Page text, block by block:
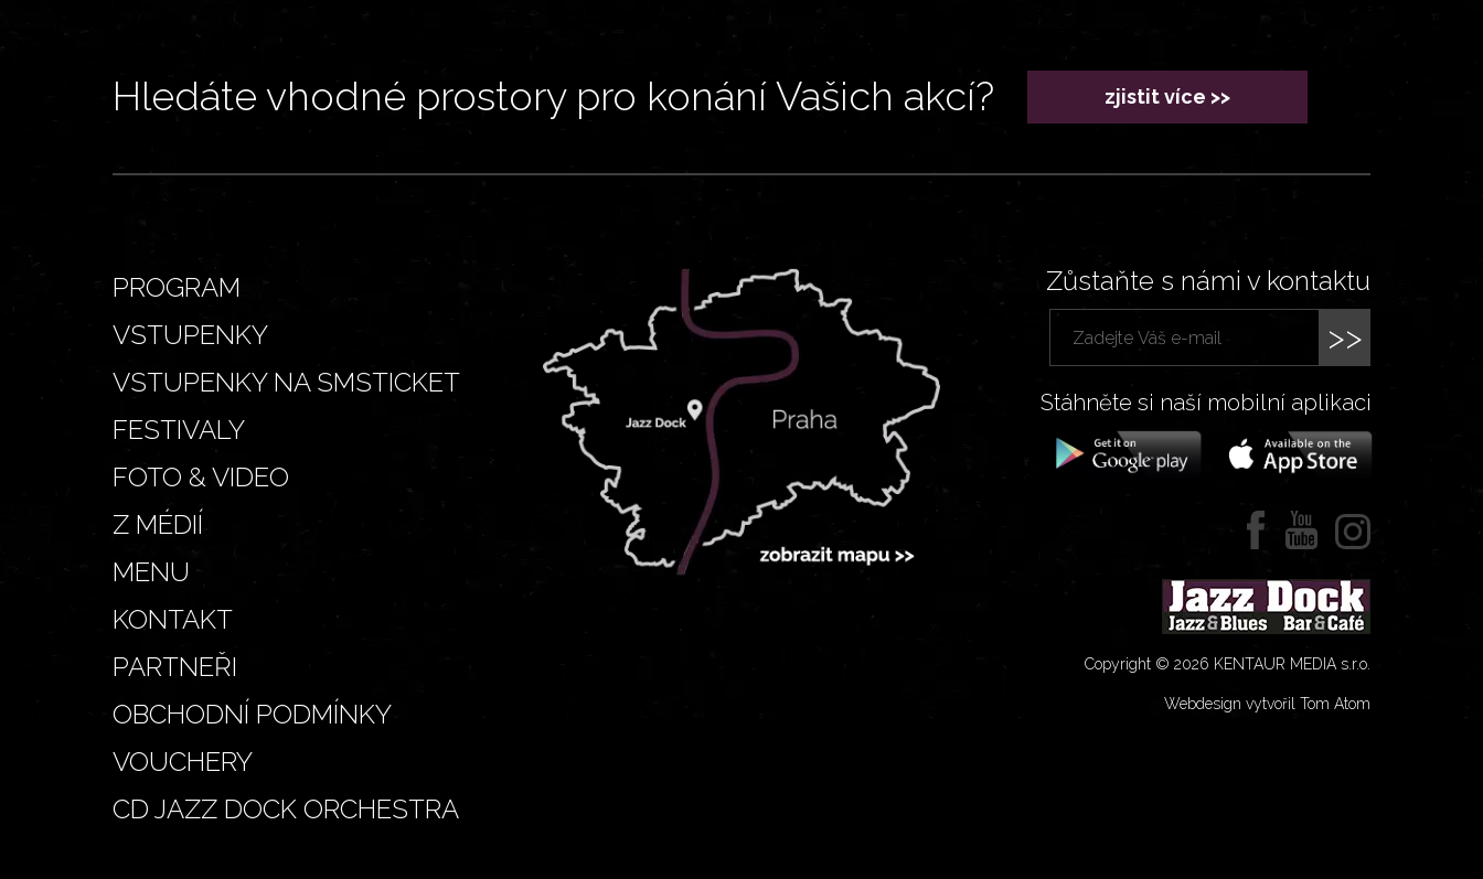
Hledáte vhodné prostory pro konání Vašich akcí? zjistit více >>
PROGRAM
VSTUPENKY
VSTUPENKY NA SMSTICKET
FESTIVALY
FOTO & VIDEO
Z MÉDIÍ
MENU
KONTAKT
PARTNEŘI
OBCHODNÍ PODMÍNKY
VOUCHERY
CD JAZZ DOCK ORCHESTRA
Zůstaňte s námi v kontaktu
>>
Stáhněte si naší mobilní aplikaci
Copyright © 2026 KENTAUR MEDIA s.r.o.
Webdesign vytvořil Tom Atom